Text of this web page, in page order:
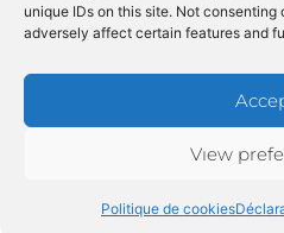
unique IDs on this site. Not
adversely affect certain features and
View
Politique de cookies